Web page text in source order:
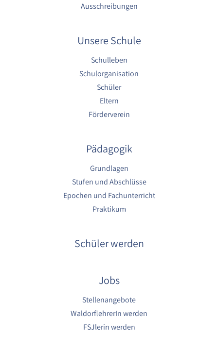
Ausschreibungen
Unsere Schule
Schulleben
Schulorganisation
Schüler
Eltern
Förderverein
Pädagogik
Grundlagen
Stufen und Abschlüsse
Epochen und Fachunterricht
Praktikum
Schüler werden
Jobs
Stellenangebote
WaldorflehrerIn werden
FSJlerin werden